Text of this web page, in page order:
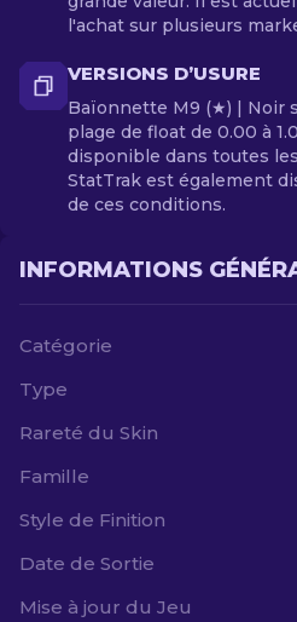
l'achat sur plusieurs
VERSIONS D’USURE
Baïonnette M9 (★) | Noir
plage de float de 0.00 à
disponible dans toutes
StatTrak est également
de ces conditions.
INFORMATIONS
Catégorie
Type
Rareté du Skin
Famille
Style de Finition
Date de Sortie
Mise à jour du Jeu